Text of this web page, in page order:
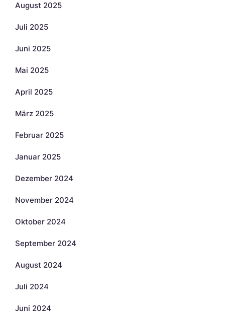
August 2025
Juli 2025
Juni 2025
Mai 2025
April 2025
März 2025
Februar 2025
Januar 2025
Dezember 2024
November 2024
Oktober 2024
September 2024
August 2024
Juli 2024
Juni 2024